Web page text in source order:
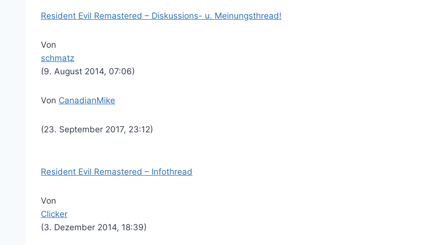
Resident Evil Remastered – Diskussions- u. Meinungsthread!
Von
schmatz
(9. August 2014, 07:06)
Von CanadianMike
(23. September 2017, 23:12)
Resident Evil Remastered – Infothread
Von
Clicker
(3. Dezember 2014, 18:39)